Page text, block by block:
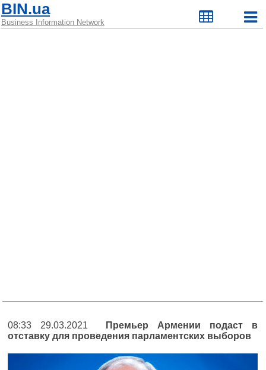
BIN.ua
Business Information Network
08:33 29.03.2021
Премьер Армении подаст в
отставку для проведения парламентских выборов